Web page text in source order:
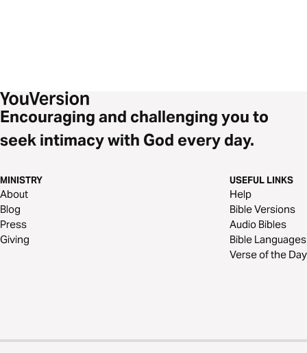
Encouraging and challenging you to
seek intimacy with God every day.
MINISTRY
About
Blog
Press
Giving
USEFUL LINKS
Help
Bible Versions
Audio Bibles
Bible Languages
Verse of the Day